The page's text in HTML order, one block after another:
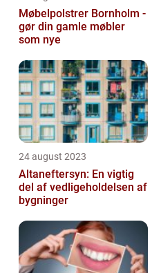
Møbelpolstrer Bornholm -
gør din gamle møbler
som nye
24 august 2023
Altaneftersyn: En vigtig
del af vedligeholdelsen af
bygninger